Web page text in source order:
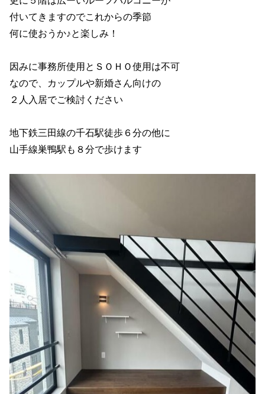
付いてきますのでこれからの季節
何に使おうか♪と楽しみ！
因みに事務所使用とＳＯＨＯ使用は不可
なので、カップルや新婚さん向けの
２人入居でご検討ください
地下鉄三田線の千石駅徒歩６分の他に
山手線巣鴨駅も８分で歩けます